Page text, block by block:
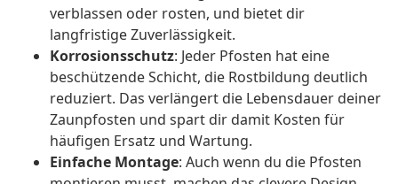
verblassen oder rosten, und bietet dir
langfristige Zuverlässigkeit.
Korrosionsschutz: Jeder Pfosten hat eine
beschützende Schicht, die Rostbildung deutlich
reduziert. Das verlängert die Lebensdauer deiner
Zaunpfosten und spart dir damit Kosten für
häufigen Ersatz und Wartung.
Einfache Montage: Auch wenn du die Pfosten